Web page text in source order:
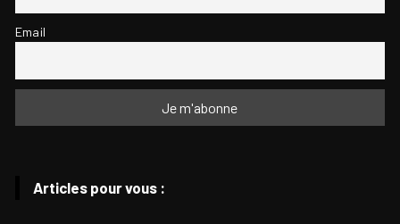
Email
Articles pour vous :